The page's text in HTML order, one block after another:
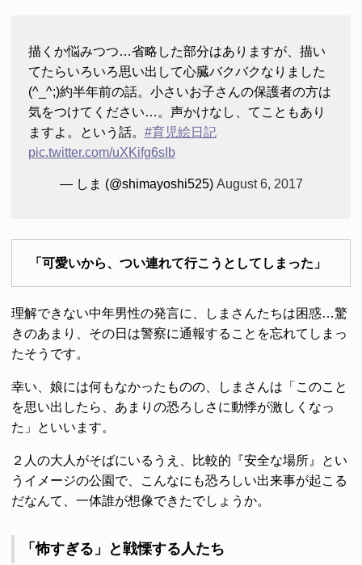
描くか悩みつつ…省略した部分はありますが、描い
てたらいろいろ思い出して心臓バクバクなりました
(^_^;)約半年前の話。小さいお子さんの保護者の方は
気をつけてください…。声かけなし、てこともあり
ますよ。という話。 #育児絵日記
pic.twitter.com/uXKifg6sIb
— しま (@shimayoshi525) August 6, 2017
「可愛いから、つい連れて行こうとしてしまった」
理解できない中年男性の発言に、しまさんたちは困惑…驚
きのあまり、その日は警察に通報することを忘れてしまっ
たそうです。
幸い、娘には何もなかったものの、しまさんは「このこと
を思い出したら、あまりの恐ろしさに動悸が激しくなっ
た」といいます。
２人の大人がそばにいるうえ、比較的『安全な場所』とい
うイメージの公園で、こんなにも恐ろしい出来事が起こる
だなんて、一体誰が想像できたでしょうか。
「怖すぎる」と戦慄する人たち